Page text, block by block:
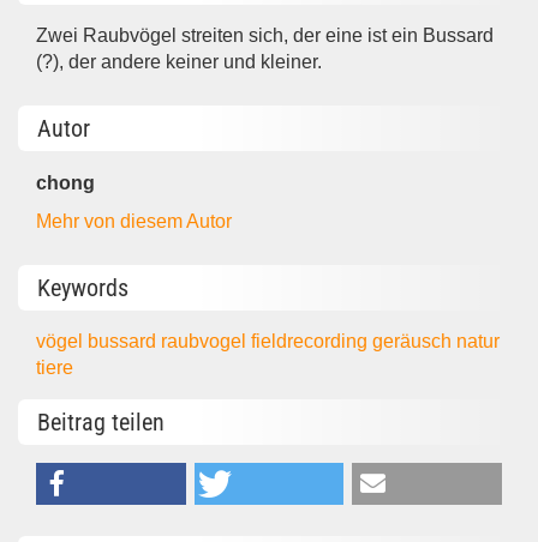
Zwei Raubvögel streiten sich, der eine ist ein Bussard
(?), der andere keiner und kleiner.
Autor
chong
Mehr von diesem Autor
Keywords
vögel bussard raubvogelfieldrecordinggeräusch natur
tiere
Beitrag teilen